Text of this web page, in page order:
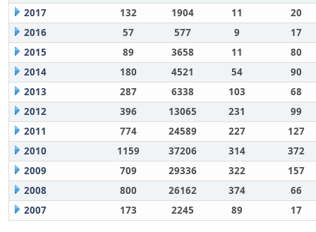
2017
132 1904 11
20
2016
57 577 9
17
2015
89 3658 11
80
2014
180 4521 54
90
2013
287 6338 103
68
2012
396 13065 231
99
2011
774 24589 227
127
2010
1159 37206 314
372
2009
709 29336 322
157
2008
800 26162 374
66
2007
173 2245 89 17